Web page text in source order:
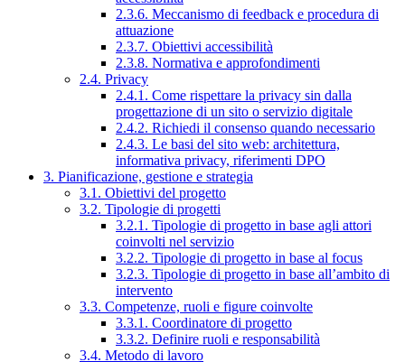
2.3.6. Meccanismo di feedback e procedura di
attuazione
2.3.7. Obiettivi accessibilità
2.3.8. Normativa e approfondimenti
2.4. Privacy
2.4.1. Come rispettare la privacy sin dalla
progettazione di un sito o servizio digitale
2.4.2. Richiedi il consenso quando necessario
2.4.3. Le basi del sito web: architettura,
informativa privacy, riferimenti DPO
3. Pianificazione, gestione e strategia
3.1. Obiettivi del progetto
3.2. Tipologie di progetti
3.2.1. Tipologie di progetto in base agli attori
coinvolti nel servizio
3.2.2. Tipologie di progetto in base al focus
3.2.3. Tipologie di progetto in base all’ambito di
intervento
3.3. Competenze, ruoli e figure coinvolte
3.3.1. Coordinatore di progetto
3.3.2. Definire ruoli e responsabilità
3.4. Metodo di lavoro